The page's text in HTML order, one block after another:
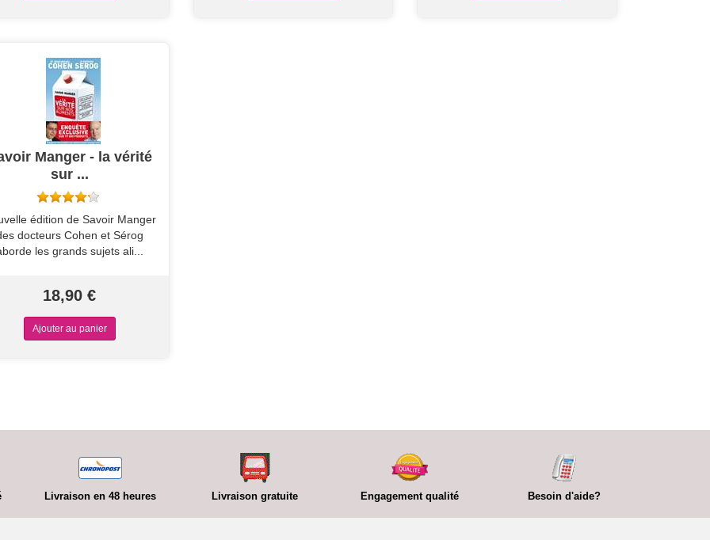
Manger - la vérité
sur ...
édition de Savoir Manger
docteurs Cohen et Sérog
les grands sujets ali...
18,90 €
Livraison en 48 heures Livraison gratuite Engagement qualité Besoin d'aide?